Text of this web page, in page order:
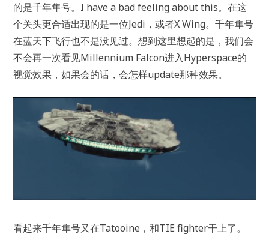
的是千年隼号。I have a bad feeling about this。在这
个关头更合适出现的是一位Jedi，或者X Wing。千年隼号
在蓝天下飞行也不是没见过。想到这里想起的是，我们会
不会再一次看见Millennium Falcon进入Hyperspace的
视觉效果，如果会的话，会怎样update那种效果。
看起来千年隼号又在Tatooine，和TIE fighter干上了。